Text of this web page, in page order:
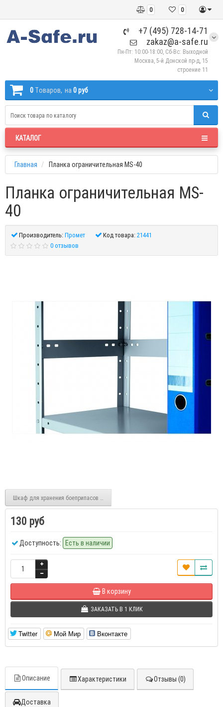
0
0
+7 (495) 728-14-71
zakaz@a-safe.ru
Пн-Пт: 10:00-18:00, Сб-Вс: Выходной
Москва, 5-й Донской пр-д, 15
строение 11
0 Tоваров, на 0 руб
КАТАЛОГ
Главная Планка ограничительная MS-40
Планка ограничительная MS-
40
Производитель:Промет Код товара:21441
0 отзывов
Шкаф для хранения боеприпасов ПШ-1
130 руб
Доступность: Есть в наличии
В корзину
ЗАКАЗАТЬ В 1 КЛИК
Twitter Мой Мир Вконтакте
Описание Характеристики Отзывы (0)
Доставка